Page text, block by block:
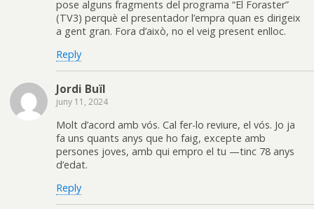
pose alguns fragments del programa “El Foraster”
(TV3) perquè el presentador l’empra quan es dirigeix
a gent gran. Fora d’això, no el veig present enlloc.
Reply
Jordi Buïl
juny 11, 2024
Molt d’acord amb vós. Cal fer-lo reviure, el vós. Jo ja
fa uns quants anys que ho faig, excepte amb
persones joves, amb qui empro el tu —tinc 78 anys
d’edat.
Reply